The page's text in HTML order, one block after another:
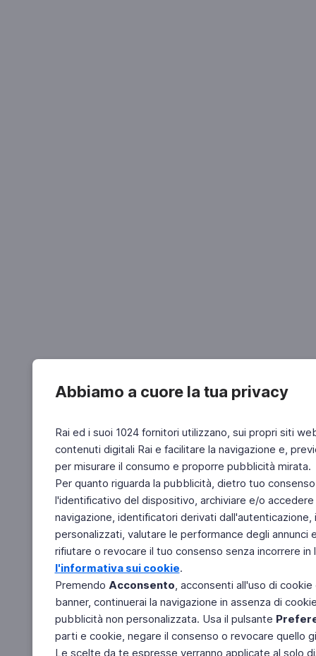
Abbiamo a cuore la tua privacy
Rai ed i suoi 1024 fornitori utilizzano, sui propri siti
contenuti digitali Rai e facilitare la navigazione e,
per misurare il consumo e proporre pubblicità mirata.
Per quanto riguarda la pubblicità, dietro tuo
l'identificativo del dispositivo, archiviare e/o
navigazione, identificatori derivati
personalizzati, valutare le performance degli
rifiutare o revocare il tuo consenso senza incorrere
l'informativa sui cookie.
Premendo Acconsento, acconsenti all'uso di
banner, continuerai la navigazione in assenza di
pubblicità non personalizzata. Usa il pulsante
parti e cookie, negare il consenso o revocare quello
Le scelte da te espresse verranno applicate al solo